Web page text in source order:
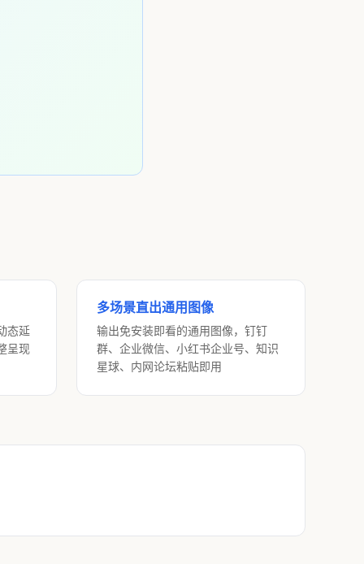
态延
呈现
多场景直出通用图像
输出免安装即看的通用图像，钉钉
群、企业微信、小红书企业号、知识
星球、内网论坛粘贴即用